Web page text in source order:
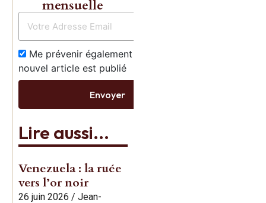
mensuelle
Me prévenir également dès qu’un
nouvel article est publié
Envoyer
Lire aussi...
Venezuela : la ruée
vers l’or noir
26 juin 2026 / Jean-